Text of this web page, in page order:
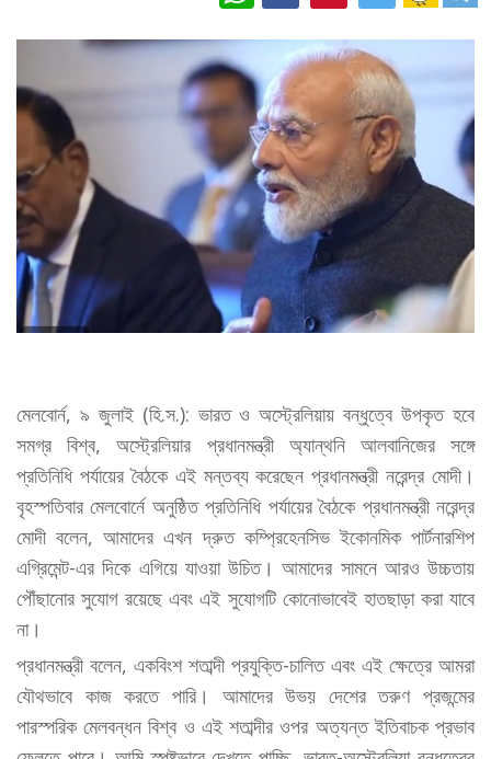
মেলবোর্ন, ৯ জুলাই (হি.স.): ভারত ও অস্ট্রেলিয়ায় বন্ধুত্বে উপকৃত হবে
সমগ্র বিশ্ব, অস্ট্রেলিয়ার প্রধানমন্ত্রী অ্যান্থনি আলবানিজের সঙ্গে
প্রতিনিধি পর্যায়ের বৈঠকে এই মন্তব্য করেছেন প্রধানমন্ত্রী নরেন্দ্র মোদী।
বৃহস্পতিবার মেলবোর্নে অনুষ্ঠিত প্রতিনিধি পর্যায়ের বৈঠকে প্রধানমন্ত্রী নরেন্দ্র
মোদী বলেন, আমাদের এখন দ্রুত কম্প্রিহেনসিভ ইকোনমিক পার্টনারশিপ
এগ্রিমেন্ট-এর দিকে এগিয়ে যাওয়া উচিত। আমাদের সামনে আরও উচ্চতায়
পৌঁছানোর সুযোগ রয়েছে এবং এই সুযোগটি কোনোভাবেই হাতছাড়া করা যাবে
না।
প্রধানমন্ত্রী বলেন, একবিংশ শতাব্দী প্রযুক্তি-চালিত এবং এই ক্ষেত্রে আমরা
যৌথভাবে কাজ করতে পারি। আমাদের উভয় দেশের তরুণ প্রজন্মের
পারস্পরিক মেলবন্ধন বিশ্ব ও এই শতাব্দীর ওপর অত্যন্ত ইতিবাচক প্রভাব